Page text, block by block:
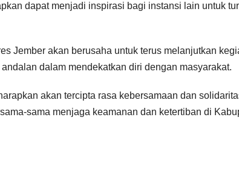
dapat menjadi inspirasi bagi instansi lain untuk
Jember akan berusaha untuk terus melanjutkan
dalam mendekatkan diri dengan masyarakat.
akan tercipta rasa kebersamaan dan
sama menjaga keamanan dan ketertiban di